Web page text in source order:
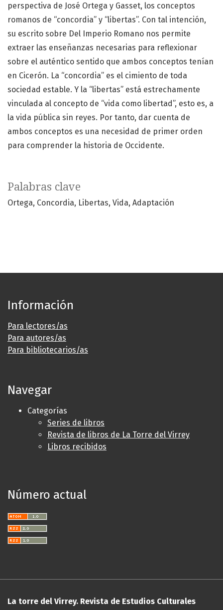
Palabras clave
Ortega Concordia Libertas Vida Adaptación
perspectiva de José Ortega y Gasset, los conceptos
romanos de “concordia” y “libertas”. Con tal intención,
su escrito sobre Del Imperio Romano nos permite
extraer las enseñanzas necesarias para reflexionar
sobre el auténtico sentido que ambos conceptos tenían
en Cicerón. La “concordia” es el cimiento de toda
sociedad estable. Y la “libertas” está estrechamente
vinculada al concepto de “vida como libertad”, esto es, a
la vida pública sin reyes. Por tanto, dar cuenta de
ambos conceptos es una necesidad de primer orden
para comprender la historia de Occidente.
Información
Para lectores/as
Para autores/as
Para bibliotecarios/as
Navegar
Categorías
Series de libros
Revista de libros de La Torre del Virrey
Libros recibidos
Número actual
La torre del Virrey. Revista de Estudios Culturales